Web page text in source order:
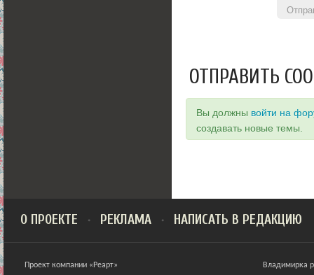
ОТПРАВИТЬ
Вы должны войти на
создавать новые темы.
О ПРОЕКТЕ РЕКЛАМА НАПИСАТЬ В РЕДАКЦИЮ
Проект компании «Реарт» Владимирка